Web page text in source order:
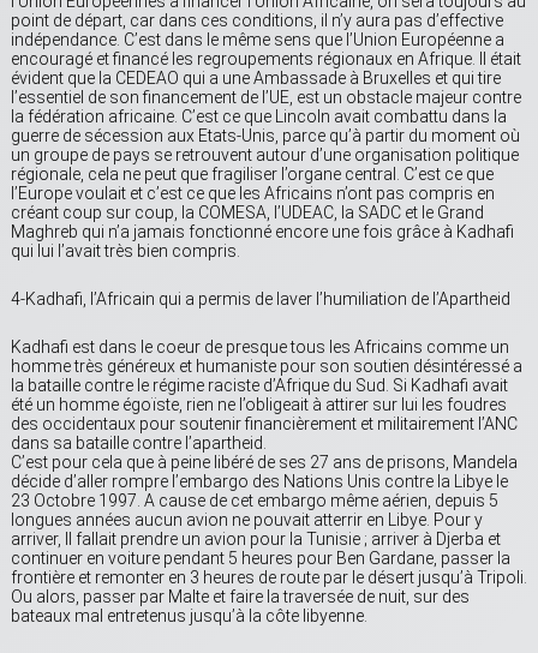
point de départ, car dans ces conditions, il n’y aura pas d’effective
indépendance. C’est dans le même sens que l’Union Européenne a
encouragé et financé les regroupements régionaux en Afrique. Il était
évident que la CEDEAO qui a une Ambassade à Bruxelles et qui tire
l’essentiel de son financement de l’UE, est un obstacle majeur contre
la fédération africaine. C’est ce que Lincoln avait combattu dans la
guerre de sécession aux Etats-Unis, parce qu’à partir du moment où
un groupe de pays se retrouvent autour d’une organisation politique
régionale, cela ne peut que fragiliser l’organe central. C’est ce que
l’Europe voulait et c’est ce que les Africains n’ont pas compris en
créant coup sur coup, la COMESA, l’UDEAC, la SADC et le Grand
Maghreb qui n’a jamais fonctionné encore une fois grâce à Kadhafi
qui lui l’avait très bien compris.
4-Kadhafi, l’Africain qui a permis de laver l’humiliation de l’Apartheid
Kadhafi est dans le coeur de presque tous les Africains comme un
homme très généreux et humaniste pour son soutien désintéressé a
la bataille contre le régime raciste d’Afrique du Sud. Si Kadhafi avait
été un homme égoïste, rien ne l’obligeait à attirer sur lui les foudres
des occidentaux pour soutenir financièrement et militairement l’ANC
dans sa bataille contre l’apartheid.
C’est pour cela que à peine libéré de ses 27 ans de prisons, Mandela
décide d’aller rompre l’embargo des Nations Unis contre la Libye le
23 Octobre 1997. A cause de cet embargo même aérien, depuis 5
longues années aucun avion ne pouvait atterrir en Libye. Pour y
arriver, Il fallait prendre un avion pour la Tunisie ; arriver à Djerba et
continuer en voiture pendant 5 heures pour Ben Gardane, passer la
frontière et remonter en 3 heures de route par le désert jusqu’à Tripoli.
Ou alors, passer par Malte et faire la traversée de nuit, sur des
bateaux mal entretenus jusqu’à la côte libyenne.